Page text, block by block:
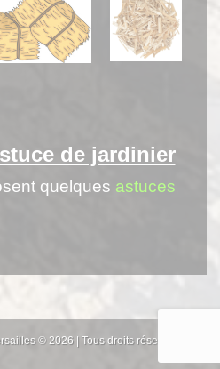
de jardinier
quelques astuces
© 2026 | Tous droits réservés